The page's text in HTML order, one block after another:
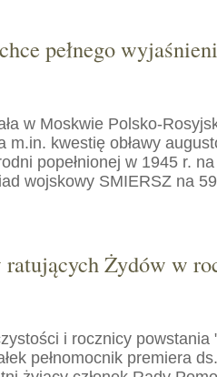
pełnego
w Moskwie Polsko-
m.in. kwestię obławy
popełnionej w 1945 r.
wojskowy SMIERSZ na
Żydów w
i rocznicy powstania
pełnomocnik premiera